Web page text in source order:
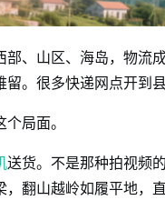
部、山区、海岛，物流
。很多快递网点开到
局面。
送货。不是那种拍视频
，翻山越岭如履平地，